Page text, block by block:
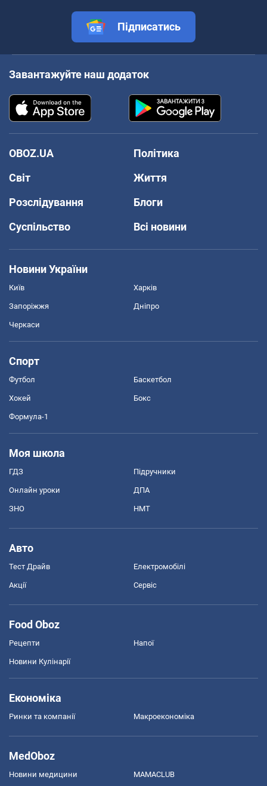
Підписатись
Завантажуйте наш додаток
OBOZ.UA
Політика
Світ
Життя
Розслідування
Блоги
Суспільство
Всі новини
Новини України
Київ Харків
Запоріжжя Дніпро
Черкаси
Спорт
Футбол Баскетбол
Хокей Бокс
Формула-1
Моя школа
ГДЗ Підручники
Онлайн уроки ДПА
ЗНО НМТ
Авто
Тест Драйв Електромобілі
Акції Сервіс
Food Oboz
Рецепти Напої
Новини Кулінарії
Економіка
Ринки та компанії Макроекономіка
MedOboz
Новини медицини MAMACLUB